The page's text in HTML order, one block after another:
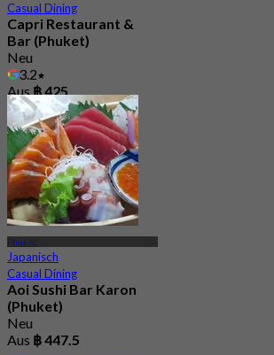
Casual Dining
Capri Restaurant &
Bar (Phuket)
Neu
3.2
Aus฿ 425
Phuket
Japanisch
Casual Dining
Aoi Sushi Bar Karon
(Phuket)
Neu
Aus ฿ 447.5